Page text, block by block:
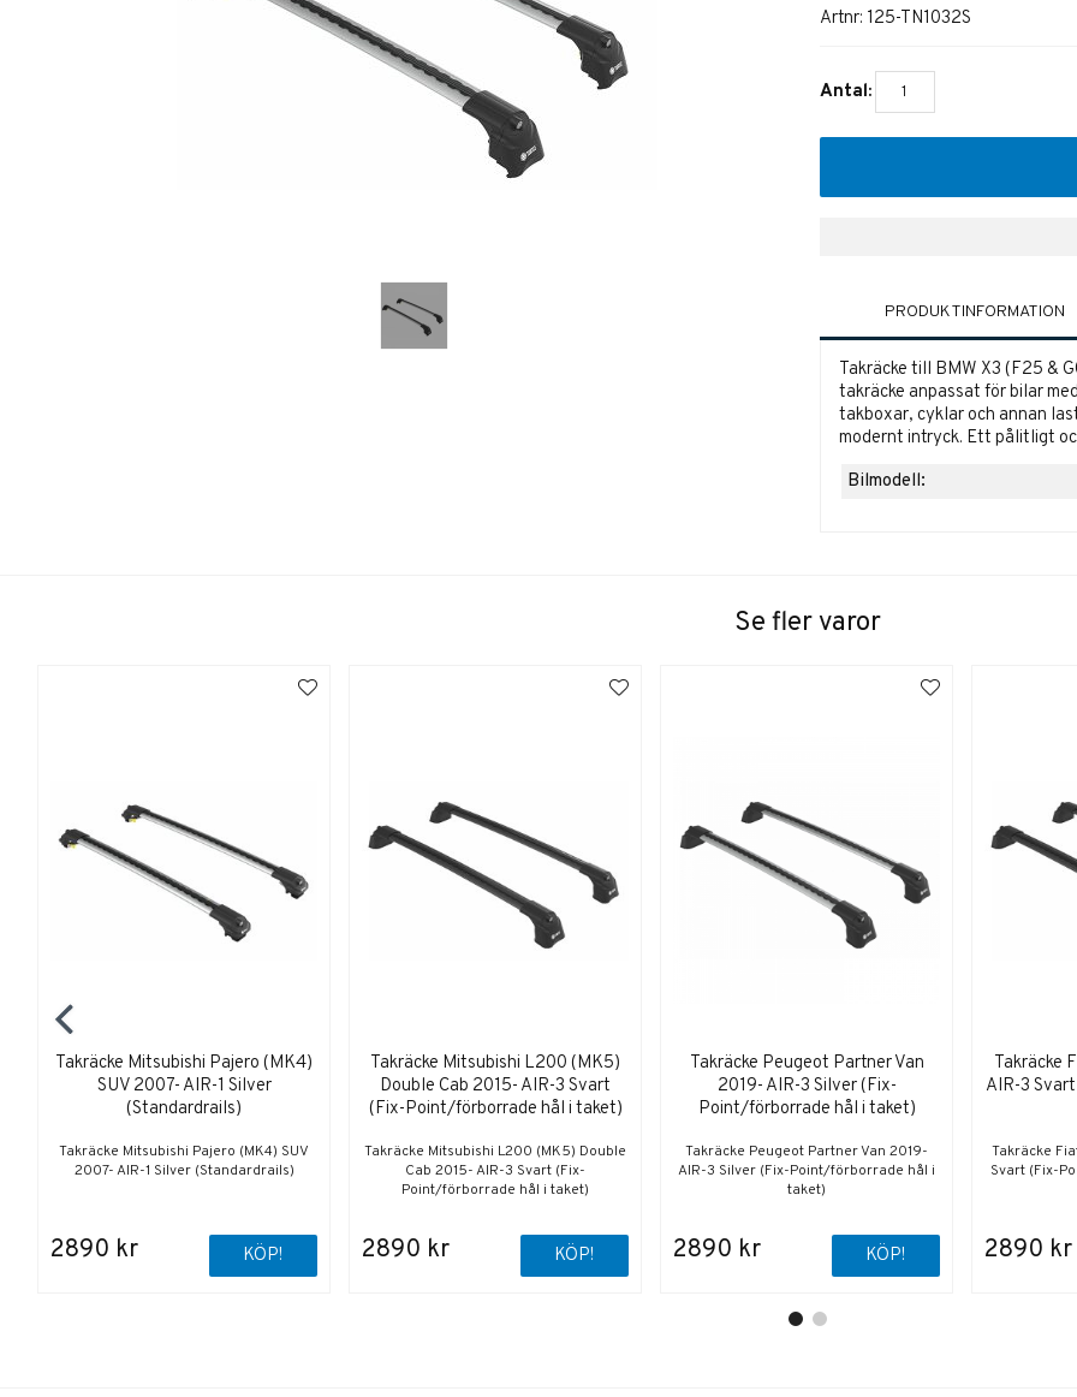
Artnr: 125-TN1032S
Antal:
PRODUKTINFORMATION
Takräcke till BMW X3 (F25 &
takräcke anpassat för bilar
takboxar, cyklar och annan
modernt intryck. Ett pålitligt
Bilmodell:
Se fler varor
Takräcke Mitsubishi Pajero (MK4)
SUV 2007- AIR-1 Silver
(Standardrails)
Takräcke Mitsubishi Pajero (MK4) SUV
2007- AIR-1 Silver (Standardrails)
2890 kr KÖP!
Takräcke Mitsubishi L200 (MK5)
Double Cab 2015- AIR-3 Svart
(Fix-Point/förborrade hål i taket)
Takräcke Mitsubishi L200 (MK5) Double
Cab 2015- AIR-3 Svart (Fix-
Point/förborrade hål i taket)
2890 kr KÖP!
Takräcke Peugeot Partner Van
2019- AIR-3 Silver (Fix-
Point/förborrade hål i taket)
Takräcke Peugeot Partner Van 2019-
AIR-3 Silver (Fix-Point/förborrade hål i
taket)
2890 kr KÖP!
Takräcke
AIR-3
Takräcke
Svart (Fix-
2890 kr